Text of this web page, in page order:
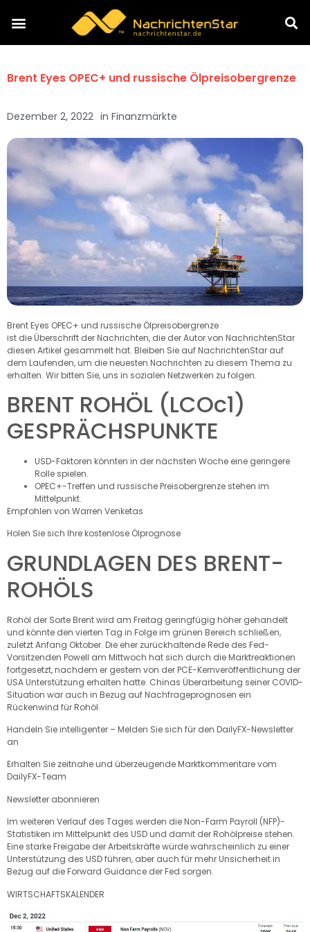
Brent Eyes OPEC+ und russische Ölpreisobergrenze
Dezember 2, 2022 in Finanzmärkte
Brent Eyes OPEC+ und russische Ölpreisobergrenze
ist die Überschrift der Nachrichten, die der Autor von NachrichtenStar
diesen Artikel gesammelt hat. Bleiben Sie auf NachrichtenStar auf
dem Laufenden, um die neuesten Nachrichten zu diesem Thema zu
erhalten. Wir bitten Sie, uns in sozialen Netzwerken zu folgen.
BRENT ROHÖL (LCOc1)
GESPRÄCHSPUNKTE
USD-Faktoren könnten in der nächsten Woche eine geringere
Rolle spielen.
OPEC+-Treffen und russische Preisobergrenze stehen im
Mittelpunkt.
Empfohlen von Warren Venketas
Holen Sie sich Ihre kostenlose Ölprognose
GRUNDLAGEN DES BRENT-
ROHÖLS
Rohöl der Sorte Brent wird am Freitag geringfügig höher gehandelt
und könnte den vierten Tag in Folge im grünen Bereich schließen,
zuletzt Anfang Oktober. Die eher zurückhaltende Rede des Fed-
Vorsitzenden Powell am Mittwoch hat sich durch die Marktreaktionen
fortgesetzt, nachdem er gestern von der PCE-Kernveröffentlichung der
USA Unterstützung erhalten hatte. Chinas Überarbeitung seiner COVID-
Situation war auch in Bezug auf Nachfrageprognosen ein
Rückenwind für Rohöl.
Handeln Sie intelligenter – Melden Sie sich für den DailyFX-Newsletter
an
Erhalten Sie zeitnahe und überzeugende Marktkommentare vom
DailyFX-Team
Newsletter abonnieren
Im weiteren Verlauf des Tages werden die Non-Farm Payroll (NFP)-
Statistiken im Mittelpunkt des USD und damit der Rohölpreise stehen.
Eine starke Freigabe der Arbeitskräfte würde wahrscheinlich zu einer
Unterstützung des USD führen, aber auch für mehr Unsicherheit in
Bezug auf die Forward Guidance der Fed sorgen.
WIRTSCHAFTSKALENDER